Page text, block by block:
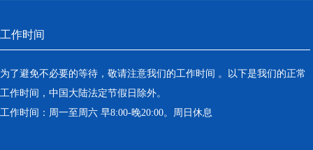
工作时间
为了避免不必要的等待，敬请注意我们的工作时间 。以下是我们的正常
工作时间，中国大陆法定节假日除外。
工作时间：周一至周六 早8:00-晚20:00。周日休息